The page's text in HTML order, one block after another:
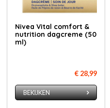
Nivea Vital comfort &
nutrition dagcreme (50
ml)
€ 28,99
BEKIJKEN